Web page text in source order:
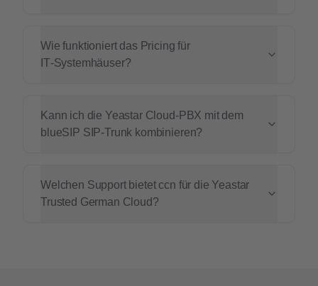
Wie funktioniert das Pricing für
IT‑Systemhäuser?
Kann ich die Yeastar Cloud-PBX mit dem
blueSIP SIP-Trunk kombinieren?
Welchen Support bietet ccn für die Yeastar
Trusted German Cloud?